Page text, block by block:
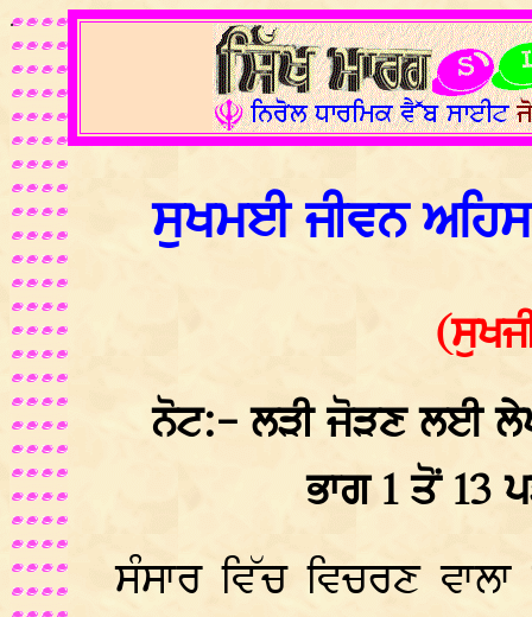
.
ਸੁਖਮਈ ਜੀਵਨ
ਨੋਟ:- ਲੜੀ ਜੋੜਣ ਲਈ
ਭਾਗ 1 ਤੋਂ 13
ਸੰਸਾਰ ਵਿੱਚ ਵਿਚਰਣ